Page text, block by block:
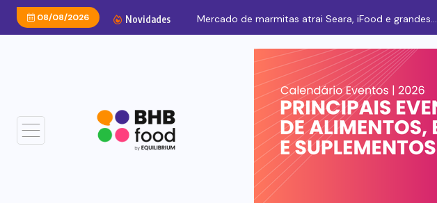
08/08/2026 Novidades Mercado de marmitas atrai Seara, iFood e grandes...